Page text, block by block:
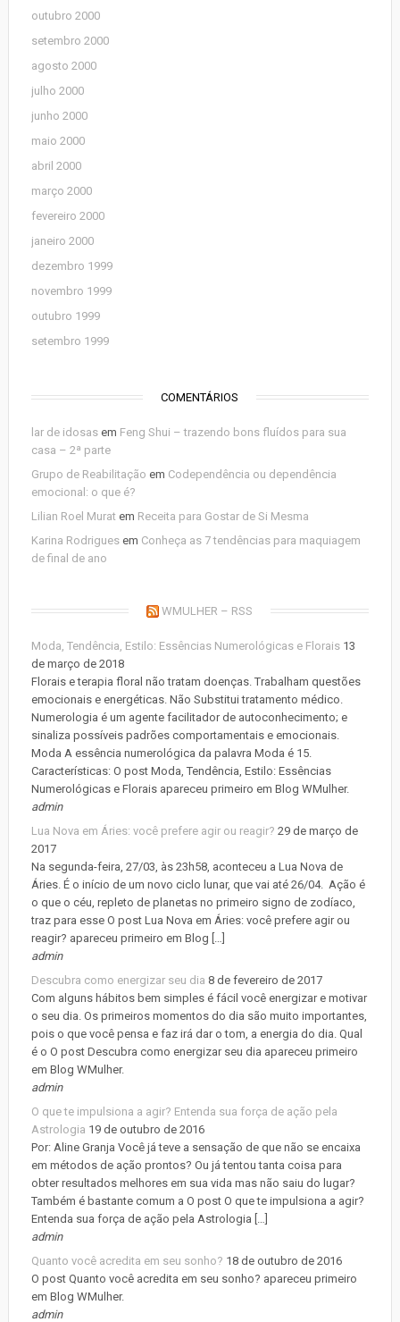
outubro 2000
setembro 2000
agosto 2000
julho 2000
junho 2000
maio 2000
abril 2000
março 2000
fevereiro 2000
janeiro 2000
dezembro 1999
novembro 1999
outubro 1999
setembro 1999
COMENTÁRIOS
lar de idosasem Feng Shui – trazendo bons fluídos para sua
casa – 2ª parte
Grupo de Reabilitação em Codependência ou dependência
emocional: o que é?
Lilian Roel Murat em Receita para Gostar de Si Mesma
Karina Rodriguesem Conheça as 7 tendências para maquiagem
de final de ano
WMULHER – RSS
Moda, Tendência, Estilo: Essências Numerológicas e Florais 13
de março de 2018
Florais e terapia floral não tratam doenças. Trabalham questões
emocionais e energéticas. Não Substitui tratamento médico.
Numerologia é um agente facilitador de autoconhecimento; e
sinaliza possíveis padrões comportamentais e emocionais.
Moda A essência numerológica da palavra Moda é 15.
Características: O post Moda, Tendência, Estilo: Essências
Numerológicas e Florais apareceu primeiro em Blog WMulher.
admin
Lua Nova em Áries: você prefere agir ou reagir? 29 de março de
2017
Na segunda-feira, 27/03, às 23h58, aconteceu a Lua Nova de
Áries. É o início de um novo ciclo lunar, que vai até 26/04. Ação é
o que o céu, repleto de planetas no primeiro signo de zodíaco,
traz para esse O post Lua Nova em Áries: você prefere agir ou
reagir? apareceu primeiro em Blog […]
admin
Descubra como energizar seu dia 8 de fevereiro de 2017
Com alguns hábitos bem simples é fácil você energizar e motivar
o seu dia. Os primeiros momentos do dia são muito importantes,
pois o que você pensa e faz irá dar o tom, a energia do dia. Qual
é o O post Descubra como energizar seu dia apareceu primeiro
em Blog WMulher.
admin
O que te impulsiona a agir? Entenda sua força de ação pela
Astrologia 19 de outubro de 2016
Por: Aline Granja Você já teve a sensação de que não se encaixa
em métodos de ação prontos? Ou já tentou tanta coisa para
obter resultados melhores em sua vida mas não saiu do lugar?
Também é bastante comum a O post O que te impulsiona a agir?
Entenda sua força de ação pela Astrologia […]
admin
Quanto você acredita em seu sonho? 18 de outubro de 2016
O post Quanto você acredita em seu sonho? apareceu primeiro
em Blog WMulher.
admin